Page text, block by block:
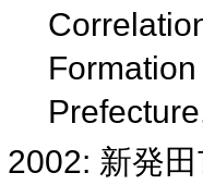
2002: 新発